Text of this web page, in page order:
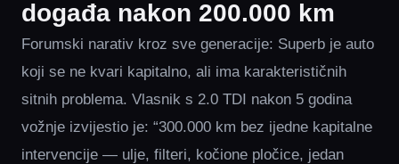
događa nakon 200.000 km
Forumski narativ kroz sve generacije: Superb je auto
koji se ne kvari kapitalno, ali ima karakterističnih
sitnih problema. Vlasnik s 2.0 TDI nakon 5 godina
vožnje izvijestio je: “300.000 km bez ijedne kapitalne
intervencije — ulje, filteri, kočione pločice, jedan